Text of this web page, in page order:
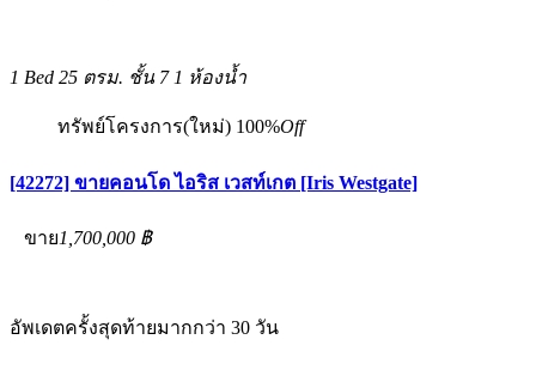
1 Bed 25 ตรม. ชั้น 7 1 ห้องน้ำ
ทรัพย์โครงการ(ใหม่) 100%Off
[42272] ขายคอนโด ไอริส เวสท์เกต [Iris Westgate]
ขาย1,700,000 ฿
อัพเดตครั้งสุดท้ายมากกว่า 30 วัน